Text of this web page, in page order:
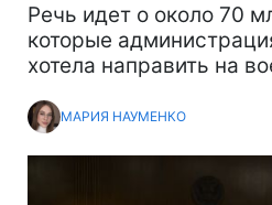
Речь идет о около 70
которые
хотела направить на
МАРИЯ НАУМЕНКО